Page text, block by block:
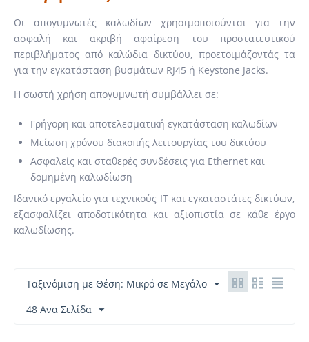
Οι απογυμνωτές καλωδίων χρησιμοποιούνται για την
ασφαλή και ακριβή αφαίρεση του προστατευτικού
περιβλήματος από καλώδια δικτύου, προετοιμάζοντάς τα
για την εγκατάσταση βυσμάτων RJ45 ή Keystone Jacks.
Η σωστή χρήση απογυμνωτή συμβάλλει σε:
Γρήγορη και αποτελεσματική εγκατάσταση καλωδίων
Μείωση χρόνου διακοπής λειτουργίας του δικτύου
Ασφαλείς και σταθερές συνδέσεις για Ethernet και
δομημένη καλωδίωση
Ιδανικό εργαλείο για τεχνικούς IT και εγκαταστάτες δικτύων,
εξασφαλίζει αποδοτικότητα και αξιοπιστία σε κάθε έργο
καλωδίωσης.
Ταξινόμιση με Θέση: Μικρό σε Μεγάλο
48 Ανα Σελίδα